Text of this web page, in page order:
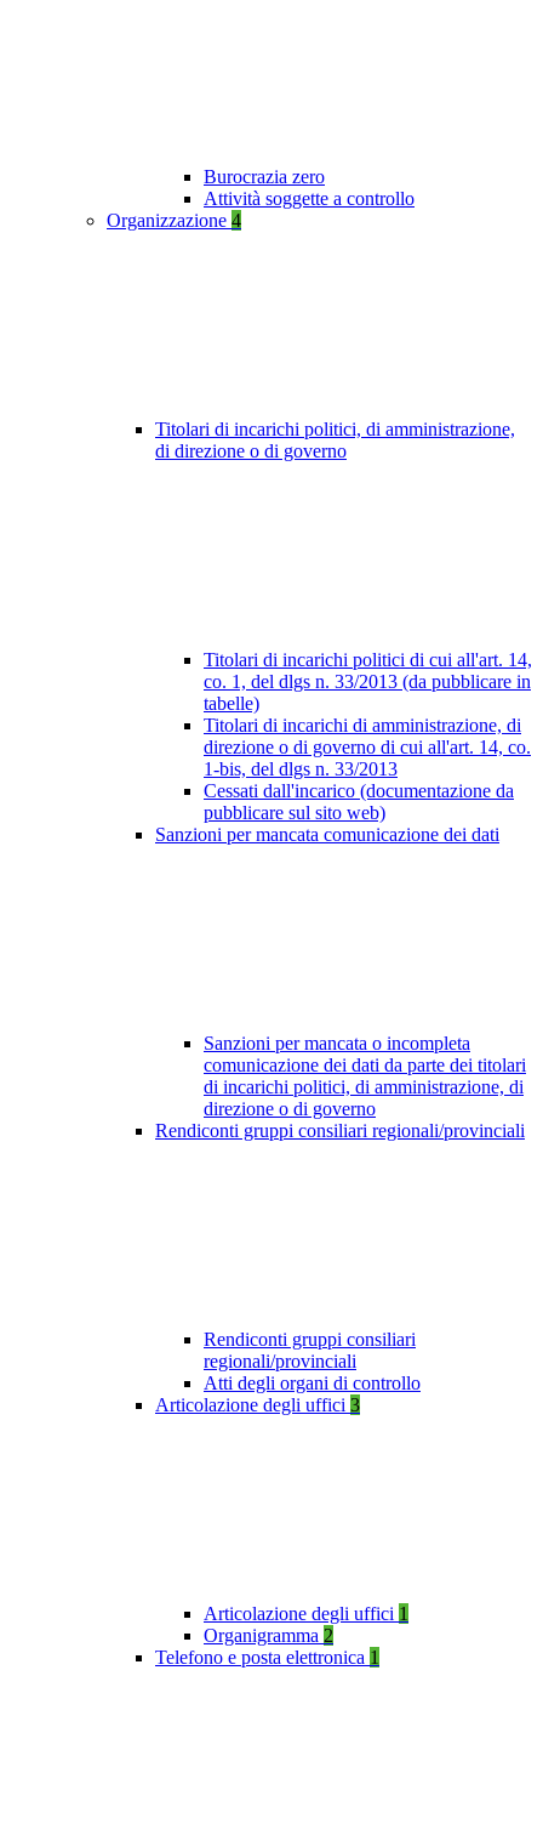
Burocrazia zero
Attività soggette a controllo
Organizzazione 4
Titolari di incarichi politici, di amministrazione,
di direzione o di governo
Titolari di incarichi politici di cui all'art. 14,
co. 1, del dlgs n. 33/2013 (da pubblicare in
tabelle)
Titolari di incarichi di amministrazione, di
direzione o di governo di cui all'art. 14, co.
1-bis, del dlgs n. 33/2013
Cessati dall'incarico (documentazione da
pubblicare sul sito web)
Sanzioni per mancata comunicazione dei dati
Sanzioni per mancata o incompleta
comunicazione dei dati da parte dei titolari
di incarichi politici, di amministrazione, di
direzione o di governo
Rendiconti gruppi consiliari regionali/provinciali
Rendiconti gruppi consiliari
regionali/provinciali
Atti degli organi di controllo
Articolazione degli uffici 3
Articolazione degli uffici 1
Organigramma 2
Telefono e posta elettronica 1